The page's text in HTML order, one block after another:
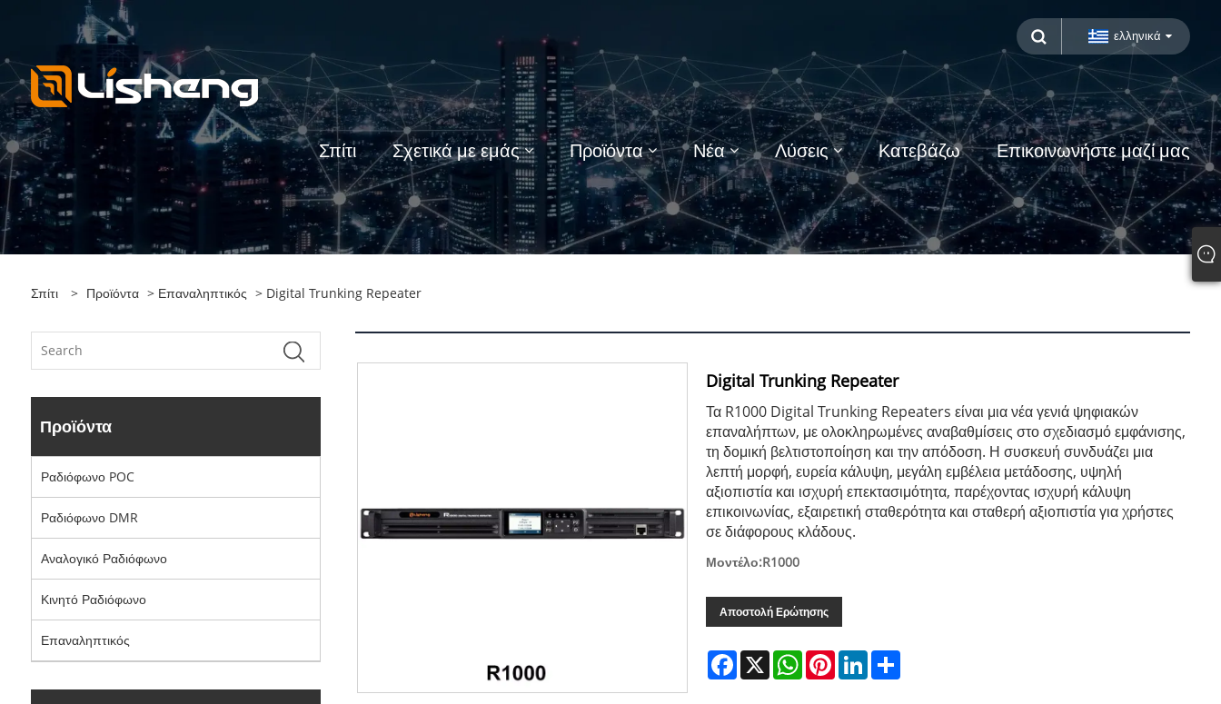
ελληνικά
Σπίτι Σχετικά με εμάς Προϊόντα Νέα Λύσεις Κατεβάζω Επικοινωνήστε μαζί μας
Σπίτι > Προϊόντα > Επαναληπτικός > Digital Trunking Repeater
Προϊόντα
Ραδιόφωνο POC
Ραδιόφωνο DMR
Αναλογικό Ραδιόφωνο
Κινητό Ραδιόφωνο
Επαναληπτικός
Digital Trunking Repeater
Τα R1000 Digital Trunking Repeaters είναι μια νέα γενιά ψηφιακών
επαναλήπτων, με ολοκληρωμένες αναβαθμίσεις στο σχεδιασμό εμφάνισης,
τη δομική βελτιστοποίηση και την απόδοση. Η συσκευή συνδυάζει μια
λεπτή μορφή, ευρεία κάλυψη, μεγάλη εμβέλεια μετάδοσης, υψηλή
αξιοπιστία και ισχυρή επεκτασιμότητα, παρέχοντας ισχυρή κάλυψη
επικοινωνίας, εξαιρετική σταθερότητα και σταθερή αξιοπιστία για χρήστες
σε διάφορους κλάδους.
Μοντέλο:R1000
Αποστολή Ερώτησης
Facebook
X WhatsApp
PinterestLinkedIn